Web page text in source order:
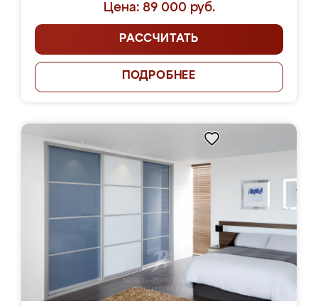
Цена: 89 000 руб.
РАССЧИТАТЬ
ПОДРОБНЕЕ